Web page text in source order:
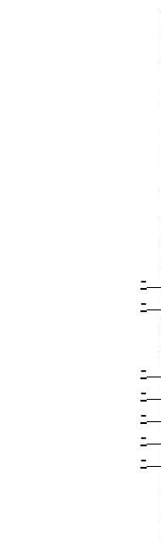
-
-
-
-
-
-
-